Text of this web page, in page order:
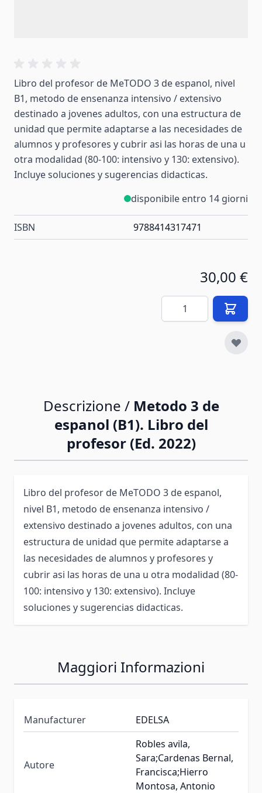
Libro del profesor de MeTODO 3 de espanol, nivel
B1, metodo de ensenanza intensivo / extensivo
destinado a jovenes adultos, con una estructura de
unidad que permite adaptarse a las necesidades de
alumnos y profesores y cubrir asi las horas de una u
otra modalidad (80-100: intensivo y 130: extensivo).
Incluye soluciones y sugerencias didacticas.
disponibile entro 14 giorni
ISBN 9788414317471
30,00 €
Quantità
Descrizione / Metodo 3 de
espanol (B1). Libro del
profesor (Ed. 2022)
Libro del profesor de MeTODO 3 de espanol,
nivel B1, metodo de ensenanza intensivo /
extensivo destinado a jovenes adultos, con una
estructura de unidad que permite adaptarse a
las necesidades de alumnos y profesores y
cubrir asi las horas de una u otra modalidad (80-
100: intensivo y 130: extensivo). Incluye
soluciones y sugerencias didacticas.
Maggiori Informazioni
Manufacturer EDELSA
Autore
Robles avila,
Sara;Cardenas Bernal,
Francisca;Hierro
Montosa, Antonio